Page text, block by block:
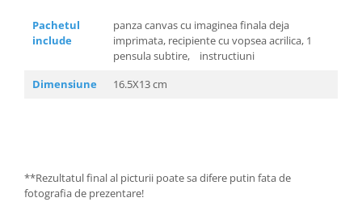
Pachetul
include
panza canvas cu imaginea finala deja
imprimata, recipiente cu vopsea acrilica, 1
pensula subtire, instructiuni
Dimensiune
16.5X13 cm
**Rezultatul final al picturii poate sa difere putin fata de
fotografia de prezentare!